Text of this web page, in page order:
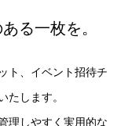
る一枚を。
ト、イベント招待チ
たします。
理しやすく実用的な